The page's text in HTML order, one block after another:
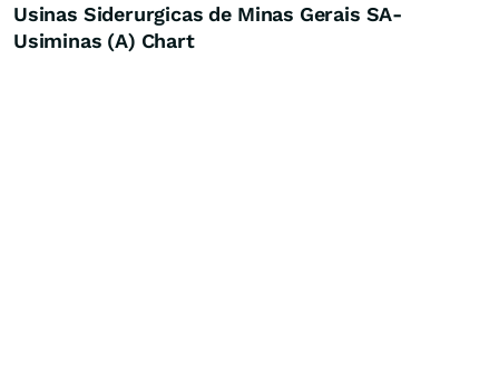
Usinas Siderurgicas de Minas Gerais SA-
Usiminas (A) Chart